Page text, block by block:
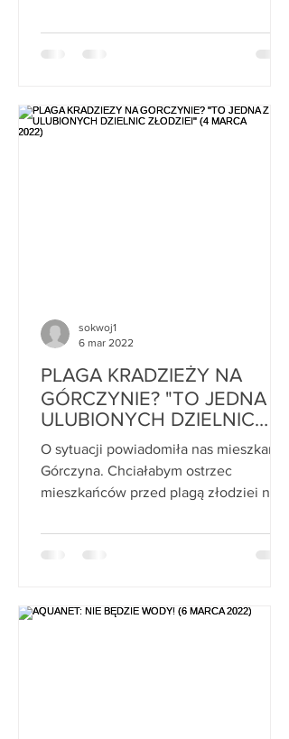
PLAGA KRADZIEŻY NA
GÓRCZYNIE? "TO JEDNA Z
ULUBIONYCH DZIELNIC
ZŁODZIEI" (4 MARCA 2022)
O sytuacji powiadomiła nas mieszkanka
Górczyna. Chciałabym ostrzec
mieszkańców przed plagą złodziei na
sokwoj1
6 mar 2022